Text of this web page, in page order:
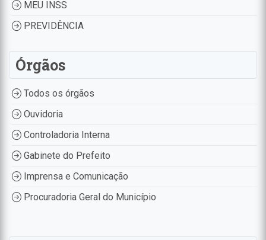
MEU INSS
PREVIDÊNCIA
Órgãos
Todos os órgãos
Ouvidoria
Controladoria Interna
Gabinete do Prefeito
Imprensa e Comunicação
Procuradoria Geral do Município